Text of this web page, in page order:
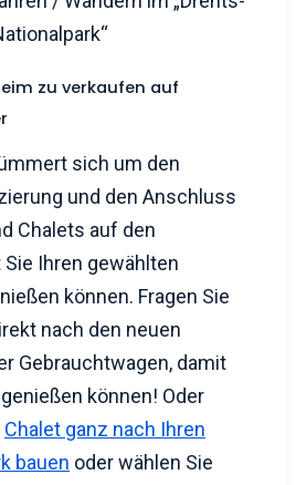
zu verkaufen auf
sich um den
und den Anschluss
Chalets auf den
Ihren gewählten
können. Fragen Sie
nach den neuen
Gebrauchtwagen, damit
können! Oder
Chalet ganz nach Ihren
bauenoder wählen Sie
angebotenenModelle.
oder Chalet zum